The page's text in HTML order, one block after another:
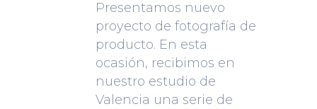
Presentamos nuevo
proyecto de fotografía de
producto. En esta
ocasión, recibimos en
nuestro estudio de
Valencia una serie de